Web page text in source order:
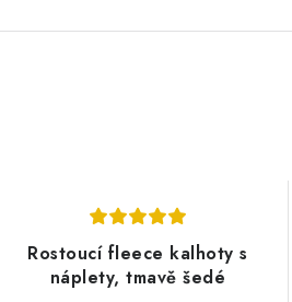
Rostoucí fleece kalhoty s
náplety, tmavě šedé